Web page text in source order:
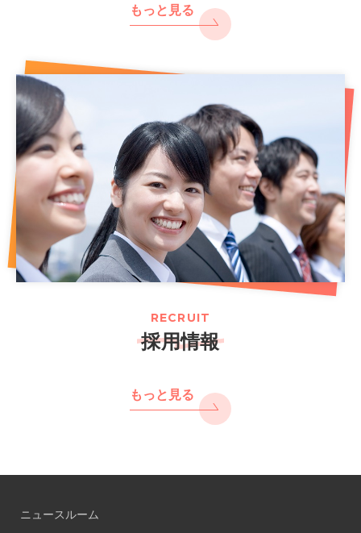
もっと見る
RECRUIT
採用情報
もっと見る
ニュースルーム